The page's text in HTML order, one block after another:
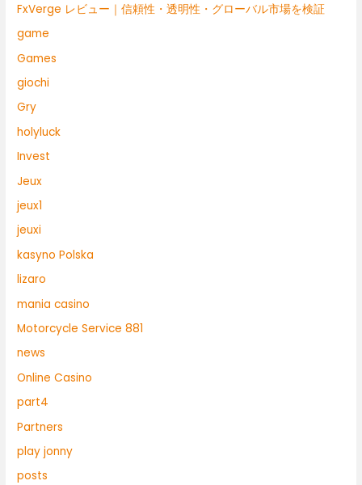
FxVerge レビュー｜信頼性・透明性・グローバル市場を検証
game
Games
giochi
Gry
holyluck
Invest
Jeux
jeux1
jeuxi
kasyno Polska
lizaro
mania casino
Motorcycle Service 881
news
Online Casino
part4
Partners
play jonny
posts